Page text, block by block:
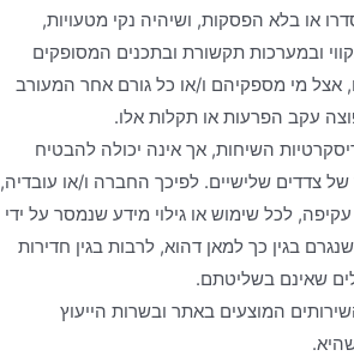
או בלא הפסקות, ושיהיה נקי מטעויות,
ובמערכות תקשורת ובתכנים המסופקים
אצל מי מספקיהם ו/או כל גורם אחר המעורב
עקב הפרעות או תקלות אלו.
השיחות, אך אינה יכולה להבטיח
צדדים שלישיים. לפיכך החברה ו/או עובדיה,
לכל שימוש או גילוי מידע שנמסר על ידי
בגין כך למאן דהוא, לרבות בגין חדירות
שאינם בשליטתם.
המוצעים באתר ובשרות הייעוץ